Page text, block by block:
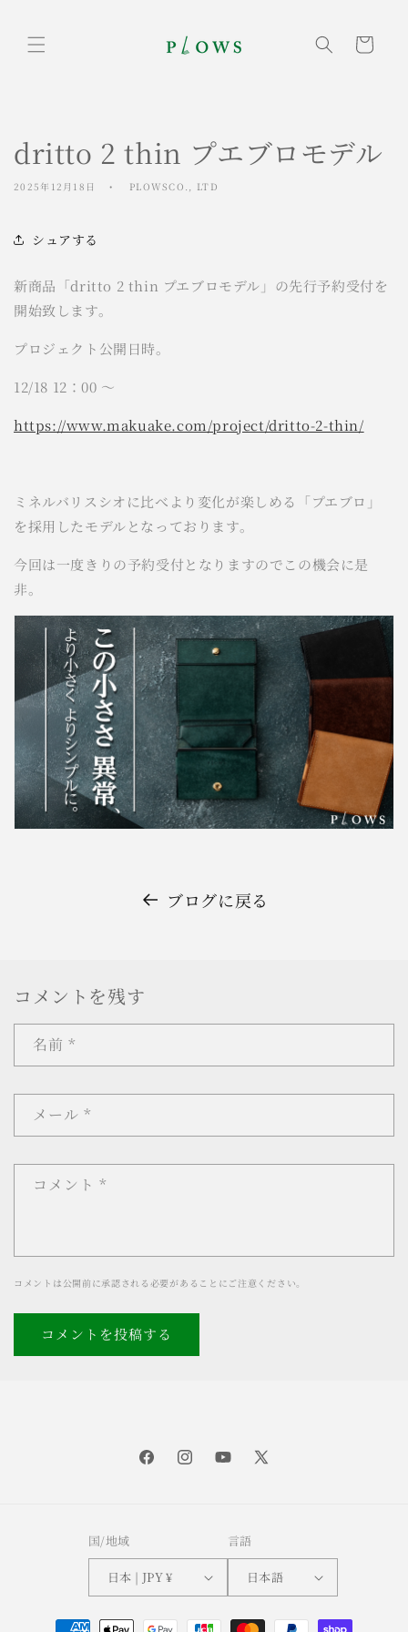
進む
ー
dritto 2 thin プエブロモデル
2025年12月18日 PLOWSCO., LTD
シュアする
新商品「dritto 2 thin プエブロモデル」の先行予約受付を
開始致します。
プロジェクト公開日時。
12/18 12：00 ～
https://www.makuake.com/project/dritto-2-thin/
ミネルバリスシオに比べより変化が楽しめる「プエブロ」
を採用したモデルとなっております。
今回は一度きりの予約受付となりますのでこの機会に是
非。
ブログに戻る
コメントを残す
名前 *
メール *
コメント *
コメントは公開前に承認される必要があることにご注意ください。
FacebookInstagramYouTube
X
国/地域
日本 | JPY ¥
言語
日本語